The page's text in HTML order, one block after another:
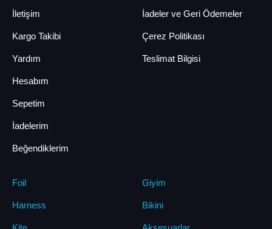
İletişim
Kargo Takibi
Yardım
İadeler ve Geri Ödemeler
Çerez Politikası
Teslimat Bilgisi
Hesabım
Sepetim
İadelerim
Beğendiklerim
Foil
Harness
Giyim
Bikini